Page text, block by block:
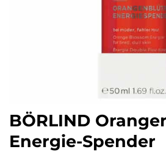
BÖRLIND
Energie-Spender